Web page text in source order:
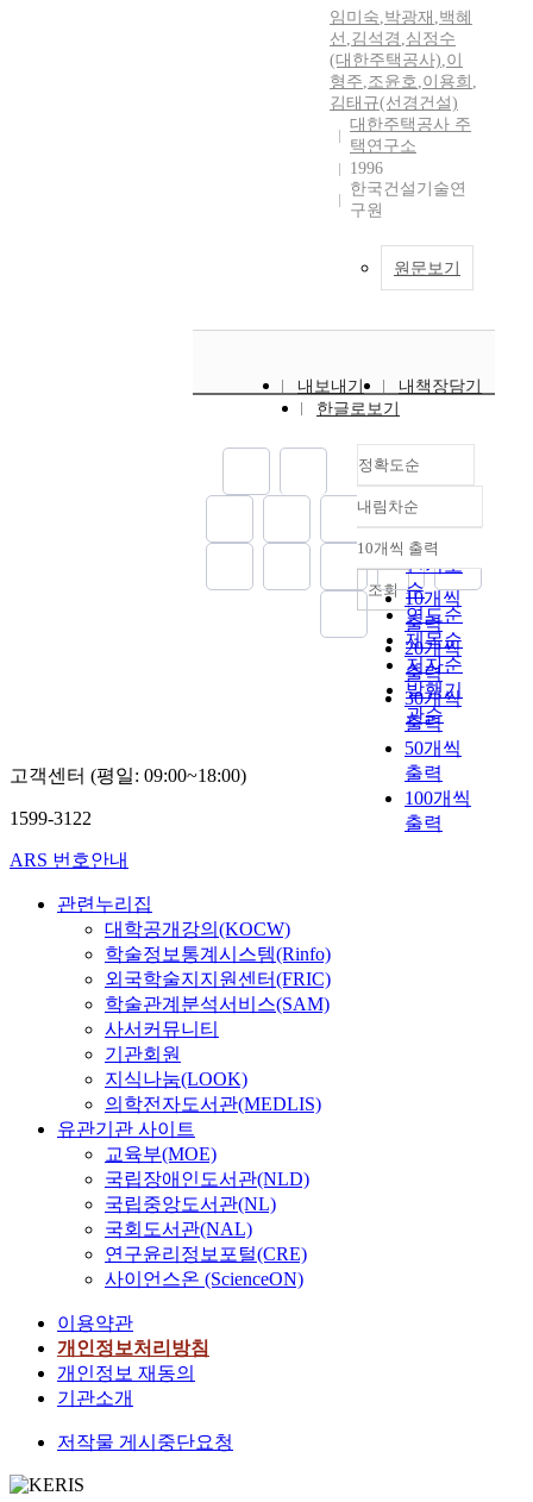
임미숙,박광재 ,백혜
선 ,김석경 ,심정수
(대한주택공사),이
형주,조윤호,이용희 ,
김태규(선경건설)
대한주택공사 주
택연구소
1996
한국건설기술연
구원
원문보기
내보내기
내책장담기
한글로보기
정확도순
정확도
순
인기도
순
연도순
제목순
저자순
발행기
관순
내림차순
내림차순
10개씩 출력
10개씩
출력
20개씩
출력
30개씩
출력
50개씩
출력
100개씩
출력
조회
고객센터 (평일: 09:00~18:00)
1599-3122
ARS 번호안내
관련누리집
대학공개강의(KOCW)
학술정보통계시스템(Rinfo)
외국학술지지원센터(FRIC)
학술관계분석서비스(SAM)
사서커뮤니티
기관회원
지식나눔(LOOK)
의학전자도서관(MEDLIS)
유관기관 사이트
교육부(MOE)
국립장애인도서관(NLD)
국립중앙도서관(NL)
국회도서관(NAL)
연구윤리정보포털(CRE)
사이언스온 (ScienceON)
이용약관
개인정보처리방침
개인정보 재동의
기관소개
저작물 게시중단요청